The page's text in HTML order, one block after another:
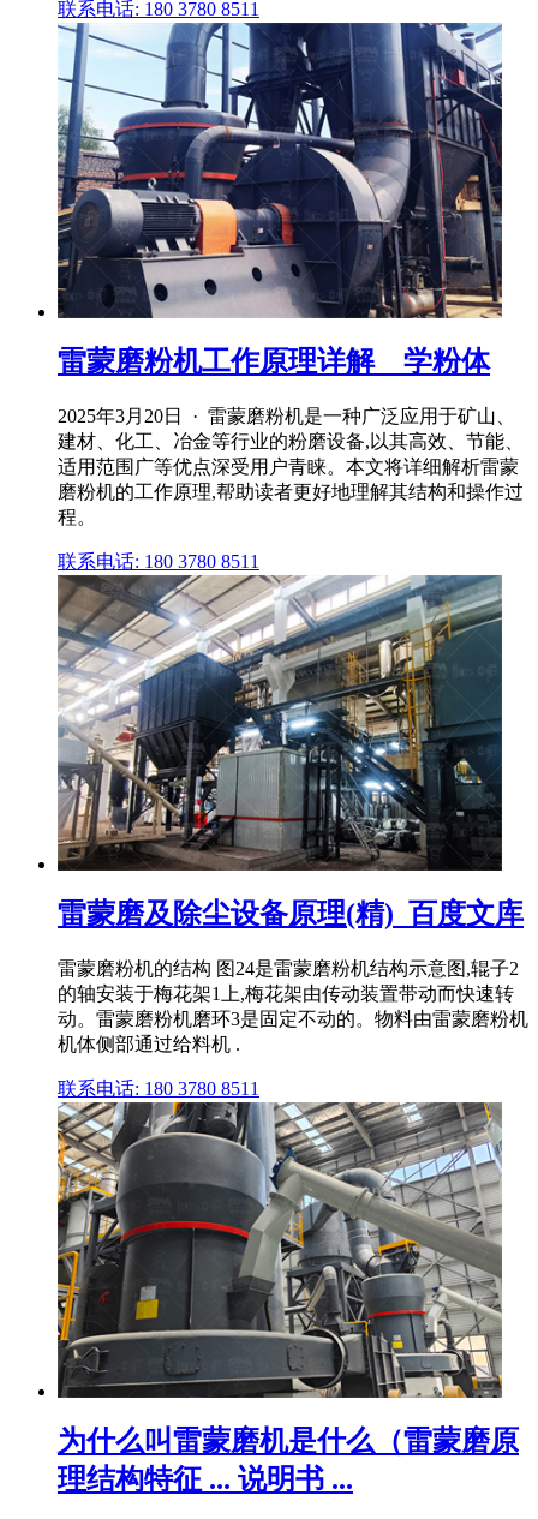
联系电话: 180 3780 8511
雷蒙磨粉机工作原理详解 _ 学粉体
2025年3月20日 · 雷蒙磨粉机是一种广泛应用于矿山、
建材、化工、冶金等行业的粉磨设备,以其高效、节能、
适用范围广等优点深受用户青睐。本文将详细解析雷蒙
磨粉机的工作原理,帮助读者更好地理解其结构和操作过
程。
联系电话: 180 3780 8511
雷蒙磨及除尘设备原理(精)_百度文库
雷蒙磨粉机的结构 图24是雷蒙磨粉机结构示意图,辊子2
的轴安装于梅花架1上,梅花架由传动装置带动而快速转
动。雷蒙磨粉机磨环3是固定不动的。物料由雷蒙磨粉机
机体侧部通过给料机 .
联系电话: 180 3780 8511
为什么叫雷蒙磨机是什么（雷蒙磨原
理结构特征 ... 说明书 ...